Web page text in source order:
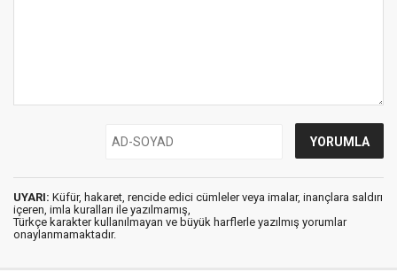
UYARI: Küfür, hakaret, rencide edici cümleler veya imalar, inançlara saldırı
içeren, imla kuralları ile yazılmamış,
Türkçe karakter kullanılmayan ve büyük harflerle yazılmış yorumlar
onaylanmamaktadır.